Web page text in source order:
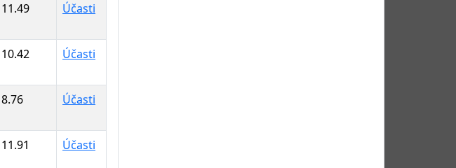
11.49 Účasti
10.42 Účasti
8.76 Účasti
11.91 Účasti